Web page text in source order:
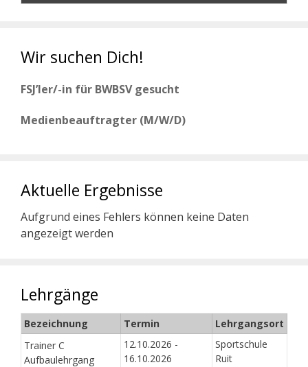
Wir suchen Dich!
FSJ’ler/-in für BWBSV gesucht
Medienbeauftragter (M/W/D)
Aktuelle Ergebnisse
Aufgrund eines Fehlers können keine Daten
angezeigt werden
Lehrgänge
Bezeichnung Termin
Lehrgangsort
Trainer C
Aufbaulehrgang
12.10.2026 -
16.10.2026
Sportschule
Ruit